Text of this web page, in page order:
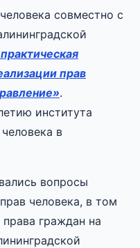
совместно с
прав
.
института
в
вопросы
человека, в том
граждан на